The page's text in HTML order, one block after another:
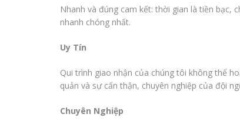
Nhanh và đúng cam kết: thời gian là tiền bạc,
nhanh chóng nhất.
Uy Tín
Qui trình giao nhận của chúng tôi không thể
quản và sự cẩn thận, chuyên nghiệp của đội
Chuyên Nghiệp